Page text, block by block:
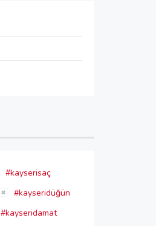
#kayserisaç
#kayseridüğün
#kayseridamat